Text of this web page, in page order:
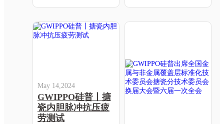
May 14,2024
GWIPPO硅普丨搪
瓷内胆脉冲抗压疲
劳测试